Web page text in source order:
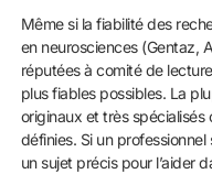
Même si la fiabilité des
en neurosciences (Gentaz,
réputées à comité de
plus fiables possibles. La
originaux et très
définies. Si un
un sujet précis pour l’aider